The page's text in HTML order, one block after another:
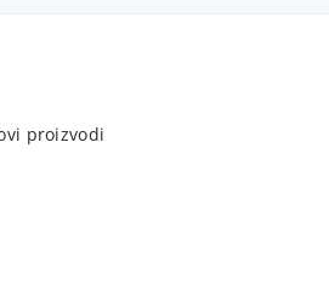
proizvodi